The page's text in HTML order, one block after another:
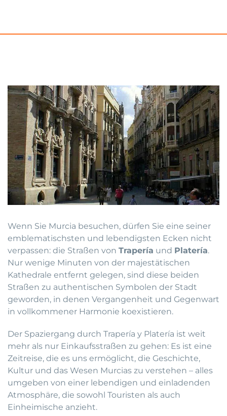
Wenn Sie Murcia besuchen, dürfen Sie eine seiner
emblematischsten und lebendigsten Ecken nicht
verpassen: die Straßen von Trapería und Platería.
Nur wenige Minuten von der majestätischen
Kathedrale entfernt gelegen, sind diese beiden
Straßen zu authentischen Symbolen der Stadt
geworden, in denen Vergangenheit und Gegenwart
in vollkommener Harmonie koexistieren.
Der Spaziergang durch Trapería y Platería ist weit
mehr als nur Einkaufsstraßen zu gehen: Es ist eine
Zeitreise, die es uns ermöglicht, die Geschichte,
Kultur und das Wesen Murcias zu verstehen – alles
umgeben von einer lebendigen und einladenden
Atmosphäre, die sowohl Touristen als auch
Einheimische anzieht.